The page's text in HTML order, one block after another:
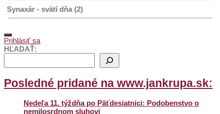
Synaxár - svätí dňa (2)
Prihlásiť sa
HĽADAŤ:
Posledné pridané na www.jankrupa.sk:
Nedeľa 11. týždňa po Päťdesiatnici: Podobenstvo o
nemilosrdnom sluhovi